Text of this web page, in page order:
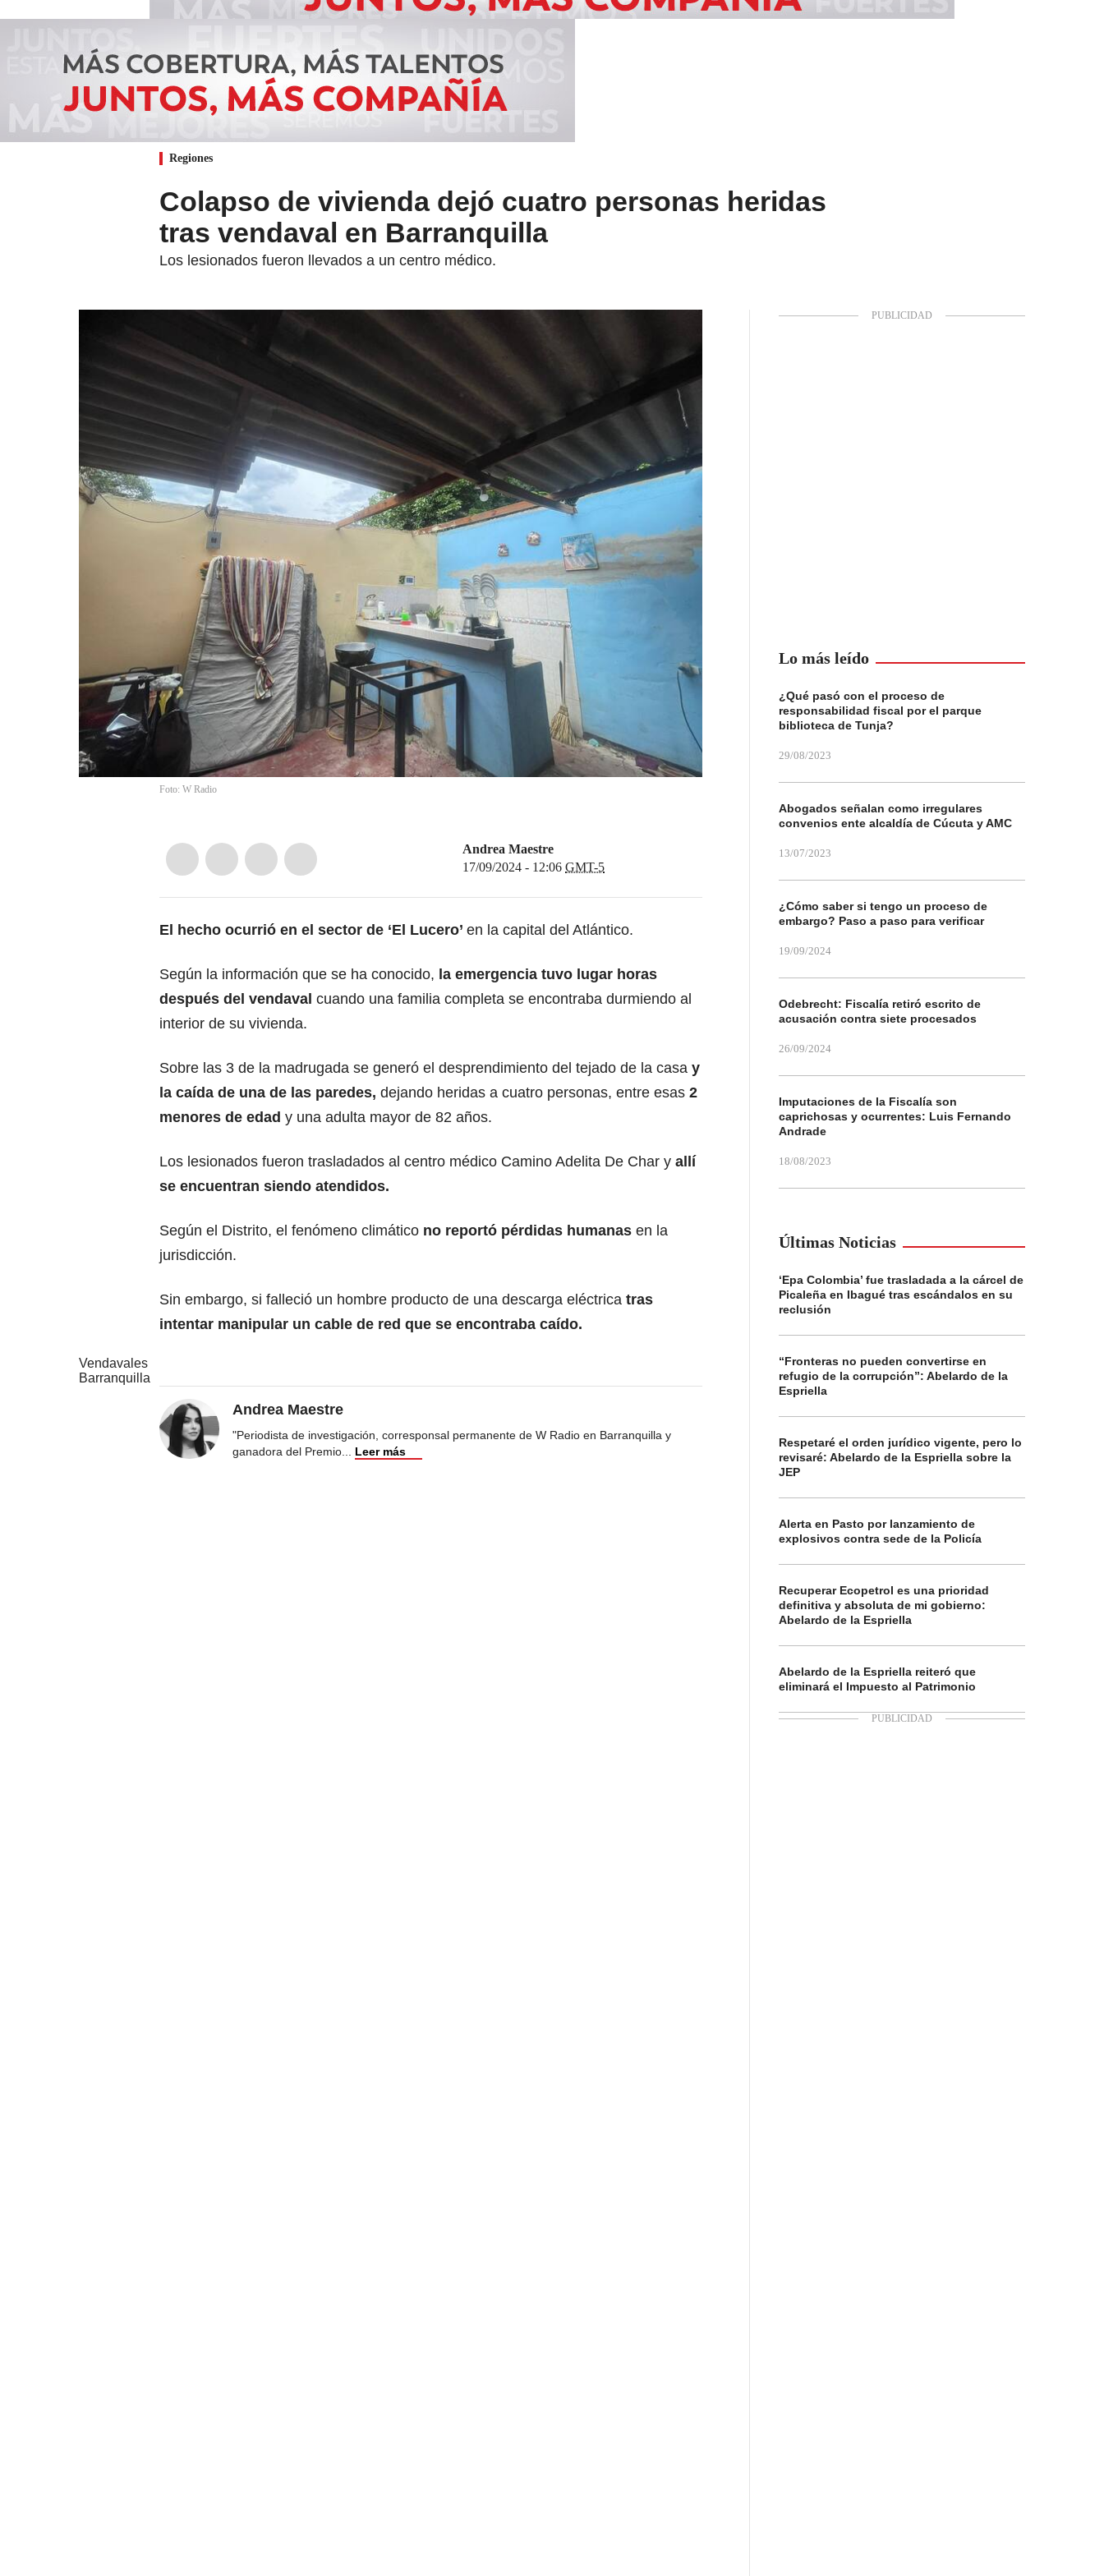
Regiones
Colapso de vivienda dejó cuatro personas heridas
tras vendaval en Barranquilla
Los lesionados fueron llevados a un centro médico.
Foto: W Radio
Andrea Maestre
17/09/2024 - 12:06 GMT-5
El hecho ocurrió en el sector de ‘El Lucero’ en la capital del Atlántico.
Según la información que se ha conocido, la emergencia tuvo lugar horas
después del vendaval cuando una familia completa se encontraba durmiendo al
interior de su vivienda.
Sobre las 3 de la madrugada se generó el desprendimiento del tejado de la casa y
la caída de una de las paredes, dejando heridas a cuatro personas, entre esas 2
menores de edad y una adulta mayor de 82 años.
Los lesionados fueron trasladados al centro médico Camino Adelita De Char y allí
se encuentran siendo atendidos.
Según el Distrito, el fenómeno climático no reportó pérdidas humanas en la
jurisdicción.
Sin embargo, si falleció un hombre producto de una descarga eléctrica tras
intentar manipular un cable de red que se encontraba caído.
Vendavales
Barranquilla
Andrea Maestre
"Periodista de investigación, corresponsal permanente de W Radio en Barranquilla y
ganadora del Premio... Leer más
Lo más leído
¿Qué pasó con el proceso de
responsabilidad fiscal por el parque
biblioteca de Tunja?
29/08/2023
Abogados señalan como irregulares
convenios ente alcaldía de Cúcuta y AMC
13/07/2023
¿Cómo saber si tengo un proceso de
embargo? Paso a paso para verificar
19/09/2024
Odebrecht: Fiscalía retiró escrito de
acusación contra siete procesados
26/09/2024
Imputaciones de la Fiscalía son
caprichosas y ocurrentes: Luis Fernando
Andrade
18/08/2023
Últimas Noticias
‘Epa Colombia’ fue trasladada a la cárcel de
Picaleña en Ibagué tras escándalos en su
reclusión
“Fronteras no pueden convertirse en
refugio de la corrupción”: Abelardo de la
Espriella
Respetaré el orden jurídico vigente, pero lo
revisaré: Abelardo de la Espriella sobre la
JEP
Alerta en Pasto por lanzamiento de
explosivos contra sede de la Policía
Recuperar Ecopetrol es una prioridad
definitiva y absoluta de mi gobierno:
Abelardo de la Espriella
Abelardo de la Espriella reiteró que
eliminará el Impuesto al Patrimonio